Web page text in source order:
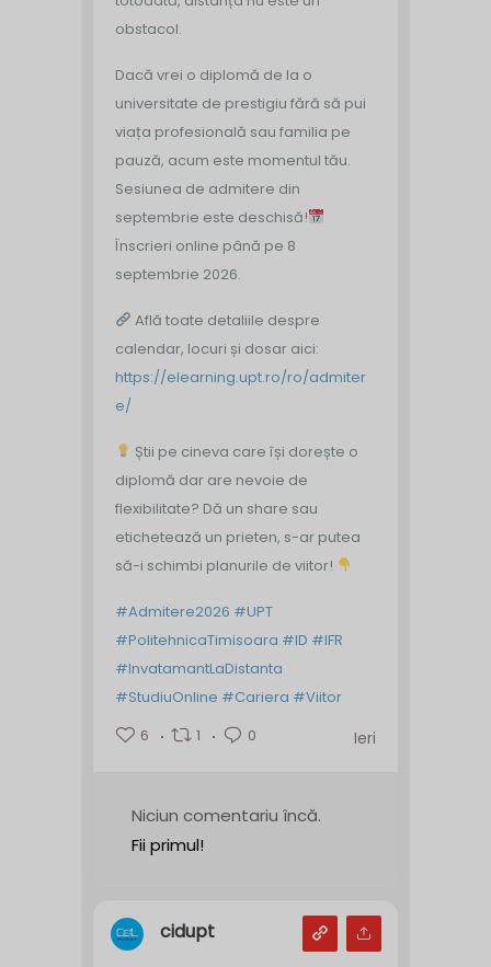
obstacol.
Dacă vrei o diplomă de la o
universitate de prestigiu fără să pui
viața profesională sau familia pe
pauză, acum este momentul tău.
Sesiunea de admitere din
septembrie este deschisă!
Înscrieri online până pe 8
septembrie 2026.
Află toate detaliile despre
calendar, locuri și dosar aici:
https://elearning.upt.ro/ro/admiter
e/
Știi pe cineva care își dorește o
diplomă dar are nevoie de
flexibilitate? Dă un share sau
etichetează un prieten, s-ar putea
să-i schimbi planurile de viitor!
#Admitere2026 #UPT
#PolitehnicaTimisoara #ID #IFR
#InvatamantLaDistanta
#StudiuOnline #Cariera #Viitor
6
1 0 Ieri
Niciun comentariu încă.
Fii primul!
cidupt